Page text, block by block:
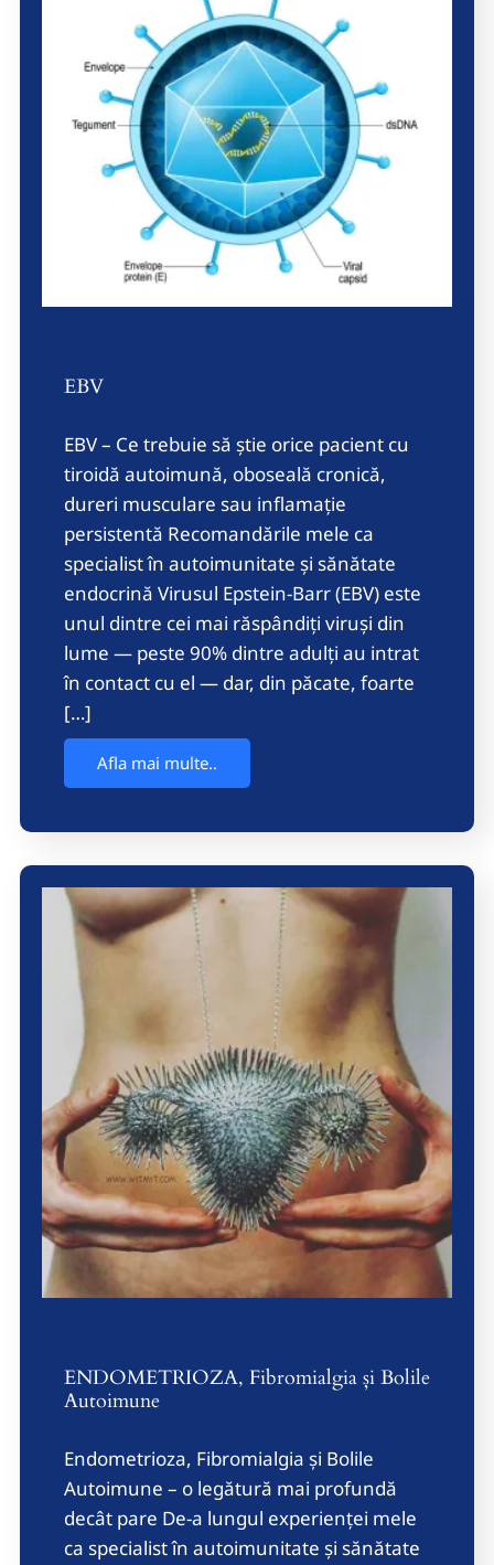
EBV
EBV – Ce trebuie să știe orice pacient cu
tiroidă autoimună, oboseală cronică,
dureri musculare sau inflamație
persistentă Recomandările mele ca
specialist în autoimunitate și sănătate
endocrină Virusul Epstein-Barr (EBV) este
unul dintre cei mai răspândiți viruși din
lume — peste 90% dintre adulți au intrat
în contact cu el — dar, din păcate, foarte
[…]
Afla mai multe..
ENDOMETRIOZA, Fibromialgia și Bolile
Autoimune
Endometrioza, Fibromialgia și Bolile
Autoimune – o legătură mai profundă
decât pare De-a lungul experienței mele
ca specialist în autoimunitate și sănătate